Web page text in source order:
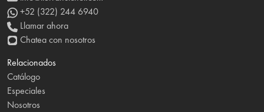
+52 (322) 244 6940
Llamar ahora
Chatea con nosotros
Relacionados
Catálogo
Especiales
Nosotros